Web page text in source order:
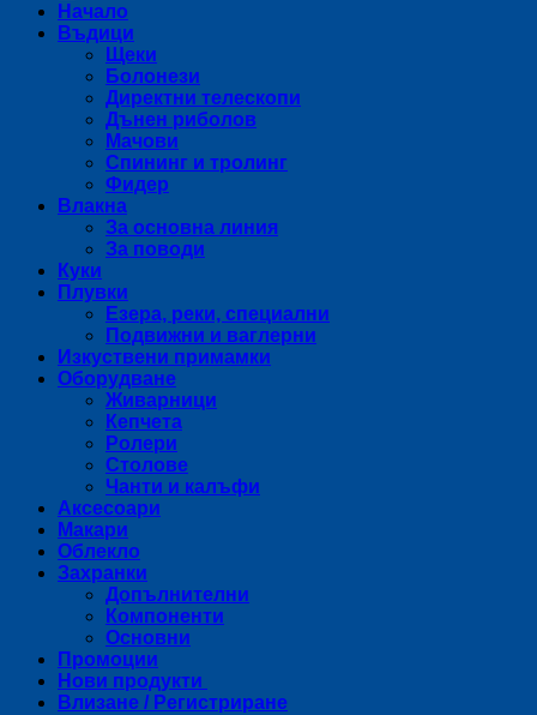
Начало
Въдици
Щеки
Болонези
Директни телескопи
Дънен риболов
Мачови
Спининг и тролинг
Фидер
Влакна
За основна линия
За поводи
Куки
Плувки
Езера, реки, специални
Подвижни и ваглерни
Изкуствени примамки
Оборудване
Живарници
Кепчета
Ролери
Столове
Чанти и калъфи
Аксесоари
Макари
Облекло
Захранки
Допълнителни
Компоненти
Основни
Промоции
Нови продукти
Влизане / Регистриране